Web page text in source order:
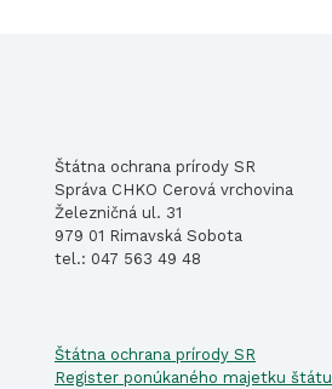
Štátna ochrana prírody SR
Správa CHKO Cerová vrchovina
Železničná ul. 31
979 01 Rimavská Sobota
tel.: 047 563 49 48
Štátna ochrana prírody SR
Register ponúkaného majetku štátu